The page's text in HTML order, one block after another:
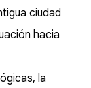
ciudad
hacia
la